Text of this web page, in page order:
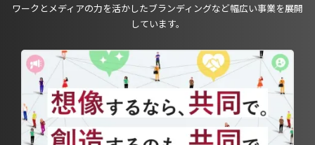
ワークとメディアの力を活かしたブランディングなど幅広い事業を展開
しています。